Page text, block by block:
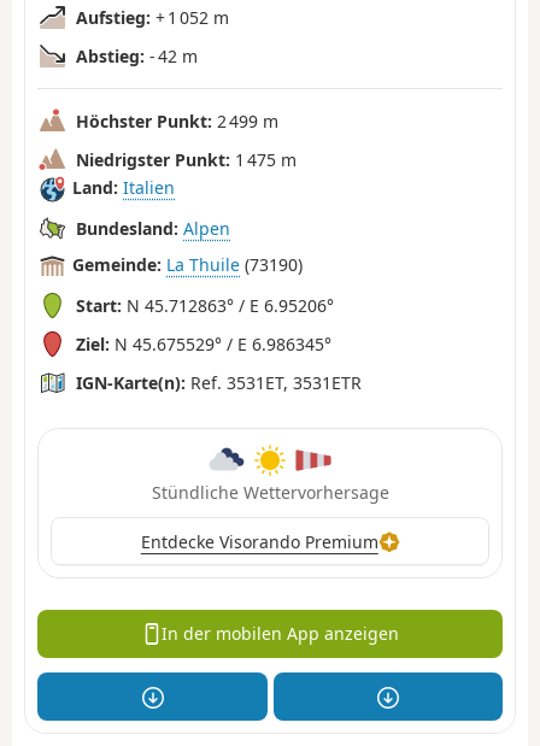
Aufstieg: + 1 052 m
Abstieg: - 42 m
Höchster Punkt: 2 499 m
Niedrigster Punkt: 1 475 m
Land: Italien
Bundesland: Alpen
Gemeinde: La Thuile (73190)
Start: N 45.712863° / E 6.95206°
Ziel: N 45.675529° / E 6.986345°
IGN-Karte(n): Ref. 3531ET, 3531ETR
Stündliche Wettervorhersage
Entdecke Visorando Premium
In der mobilen App anzeigen